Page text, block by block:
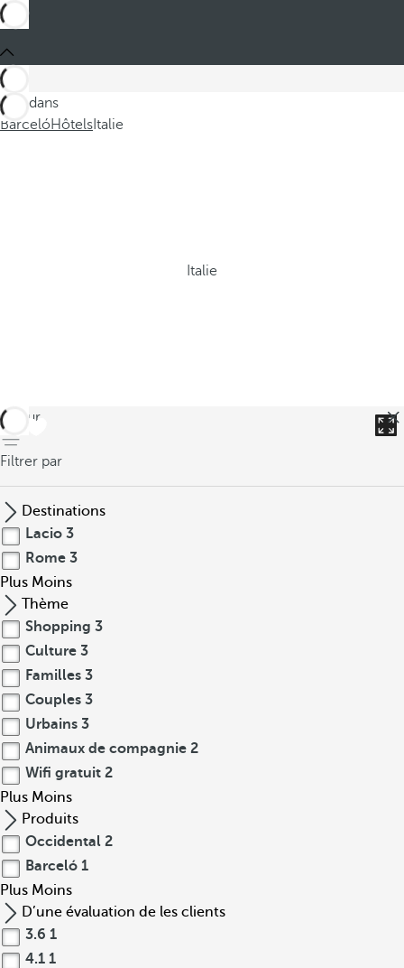
Ces dans
BarcelóHôtels Italie
Italie
retour
Filtrer par
Destinations
Lacio 3
Rome 3
Plus Moins
Thème
Shopping 3
Culture 3
Familles 3
Couples 3
Urbains 3
Animaux de compagnie 2
Wifi gratuit 2
Plus Moins
Produits
Occidental 2
Barceló 1
Plus Moins
D’une évaluation de les clients
3.6 1
4.1 1